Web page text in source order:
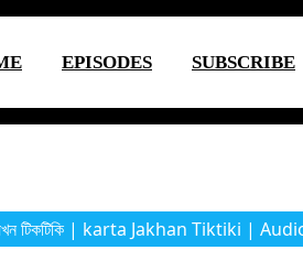
EPISODES SUBSCRIBE
যখন টিকটিকি | karta Jakhan Tiktiki |